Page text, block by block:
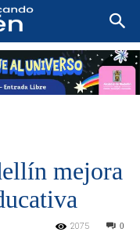
mejora
0
2075